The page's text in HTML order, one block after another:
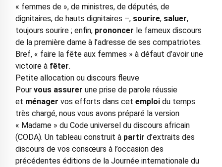
« femmes de », de ministres, de députés, de
dignitaires, de hauts dignitaires –, sourire, saluer,
toujours sourire ; enfin, prononcer le fameux discours
de la première dame à l’adresse de ses compatriotes.
Bref, « faire la fête aux femmes » à défaut d’avoir une
victoire à fêter.
Petite allocation ou discours fleuve
Pour vous assurer une prise de parole réussie
et ménager vos efforts dans cet emploidu temps
très chargé, nous vous avons préparé la version
« Madame » du Code universel du discours africain
(CODA). Un tableau construit à partir d’extraits des
discours de vos consœurs à l’occasion des
précédentes éditions de la Journée internationale du